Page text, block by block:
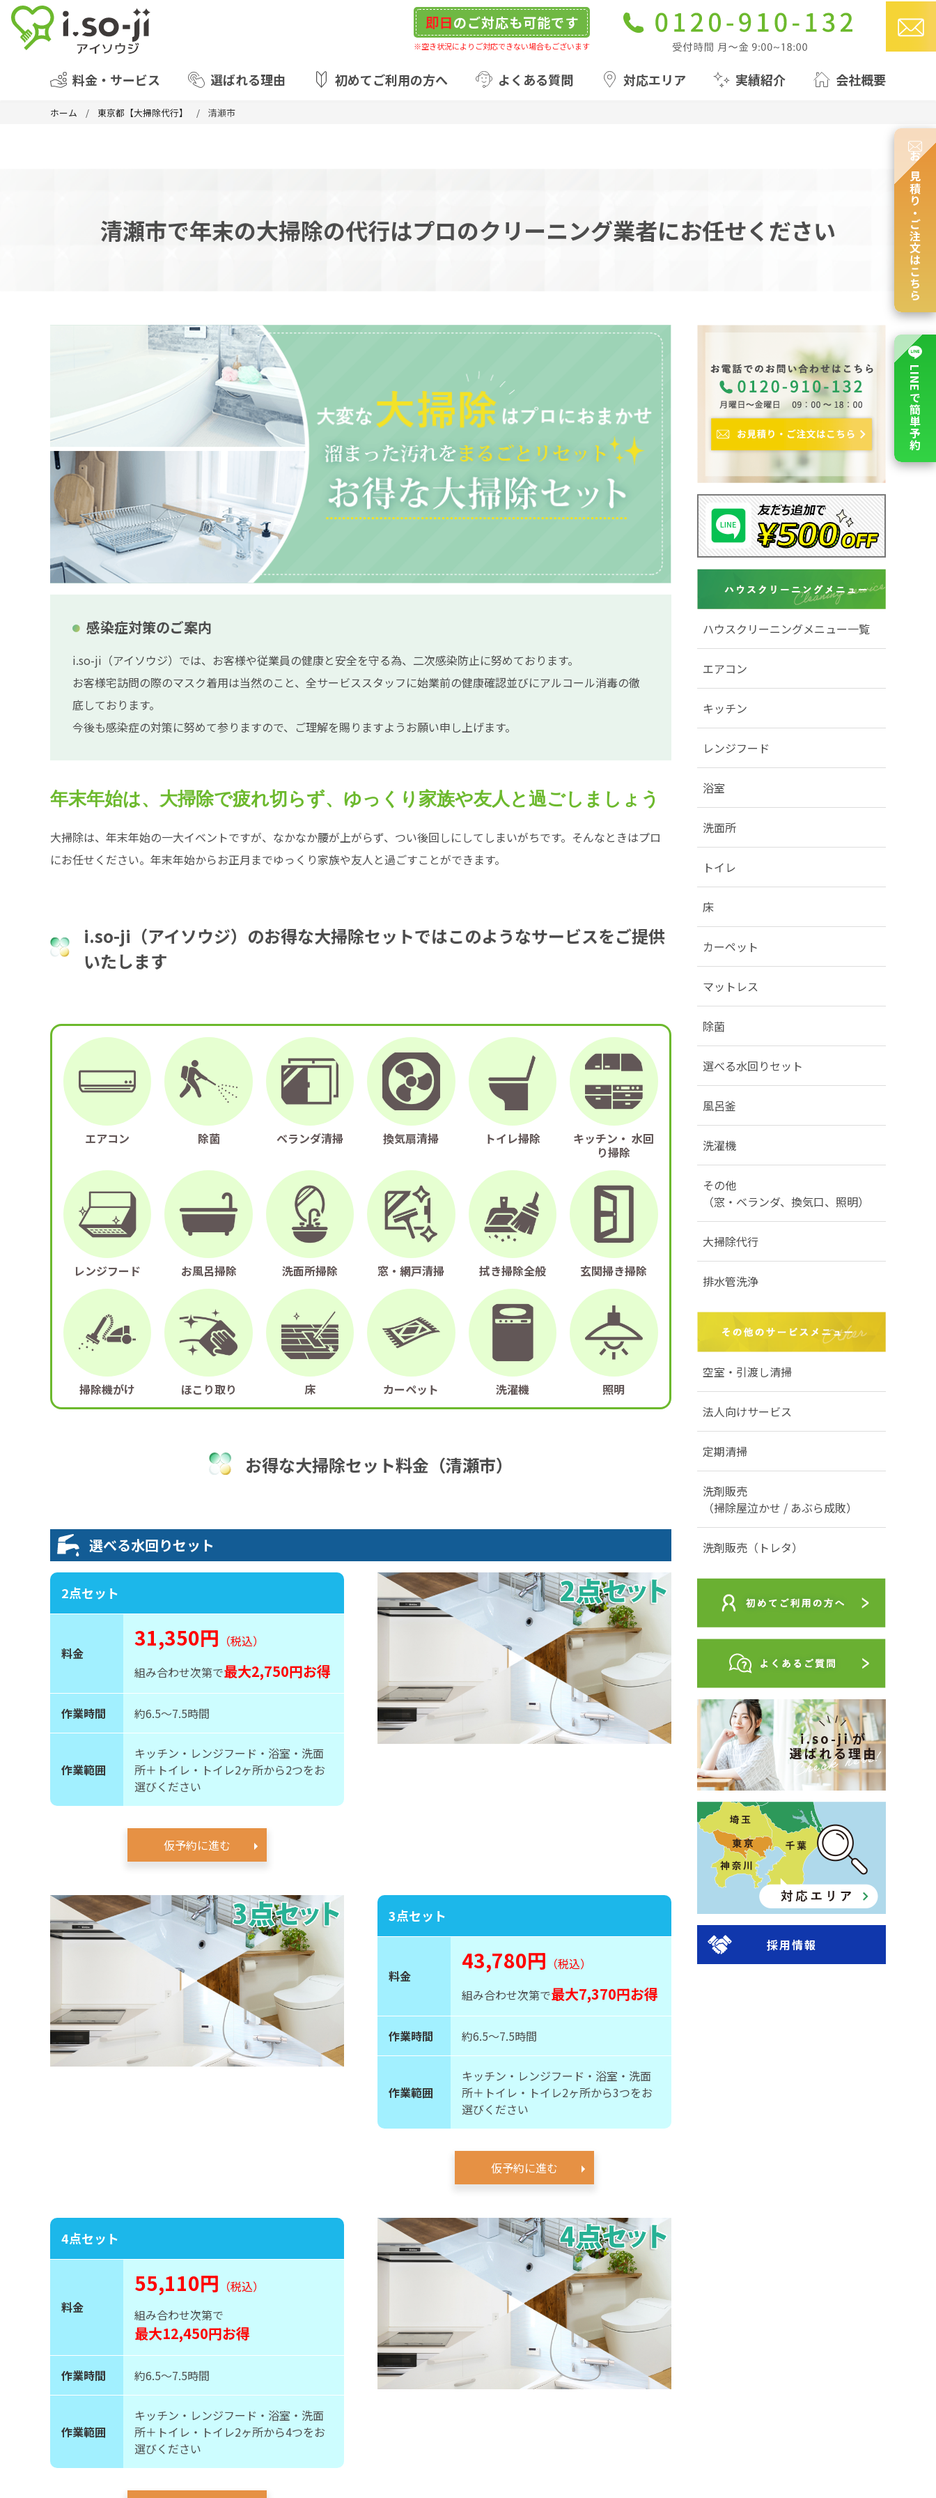
即日のご対応も可能です
※空き状況によりご対応できない場合もございます
料金・サービス 選ばれる理由 初めてご利用の方へ よくある質問 対応エリア 実績紹介 会社概要
ホーム 東京都【大掃除代行】 清瀬市
清瀬市で年末の大掃除の代行はプロのクリーニング業者にお任せください
感染症対策のご案内
i.so-ji（アイソウジ）では、お客様や従業員の健康と安全を守る為、二次感染防止に努めております。
お客様宅訪問の際のマスク着用は当然のこと、全サービススタッフに始業前の健康確認並びにアルコール消毒の徹
底しております。
今後も感染症の対策に努めて参りますので、ご理解を賜りますようお願い申し上げます。
年末年始は、大掃除で疲れ切らず、ゆっくり家族や友人と過ごしましょう
大掃除は、年末年始の一大イベントですが、なかなか腰が上がらず、つい後回しにしてしまいがちです。そんなときはプロ
にお任せください。年末年始からお正月までゆっくり家族や友人と過ごすことができます。
i.so-ji（アイソウジ）のお得な大掃除セットではこのようなサービスをご提供
いたします
エアコン 除菌 ベランダ清掃 換気扇清掃 トイレ掃除
キッチン・ 水回
り掃除
レンジフード お風呂掃除 洗面所掃除 窓・網戸清掃 拭き掃除全般 玄関掃き掃除
掃除機がけ ほこり取り 床 カーペット 洗濯機 照明
お得な大掃除セット料金（清瀬市）
選べる水回りセット
2点セット
料金
31,350円 （税込）
組み合わせ次第で最大2,750円お得
作業時間 約6.5〜7.5時間
作業範囲
キッチン・レンジフード・浴室・洗面
所＋トイレ・トイレ2ヶ所から2つをお
選びください
仮予約に進む
3点セット
料金
43,780円 （税込）
組み合わせ次第で最大7,370円お得
作業時間 約6.5〜7.5時間
作業範囲
キッチン・レンジフード・浴室・洗面
所＋トイレ・トイレ2ヶ所から3つをお
選びください
仮予約に進む
4点セット
料金
55,110円 （税込）
組み合わせ次第で
最大12,450円お得
作業時間 約6.5〜7.5時間
作業範囲
キッチン・レンジフード・浴室・洗面
所＋トイレ・トイレ2ヶ所から4つをお
選びください
ハウスクリーニングメニュー一覧
エアコン
キッチン
レンジフード
浴室
洗面所
トイレ
床
カーペット
マットレス
除菌
選べる水回りセット
風呂釜
洗濯機
その他
（窓・ベランダ、換気口、照明）
大掃除代行
排水管洗浄
空室・引渡し清掃
法人向けサービス
定期清掃
洗剤販売
（掃除屋泣かせ / あぶら成敗）
洗剤販売（トレタ）
採用情報
お見積り・ご注文はこちら
LINEで簡単予約